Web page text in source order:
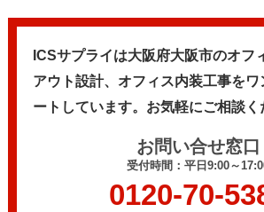
ICSサプライは大阪府大阪市のオフ
アウト設計、 オフィス内装工事を
ートしています。 お気軽にご相談く
お問い合せ窓口
受付時間：平日9:00～
0120-70-